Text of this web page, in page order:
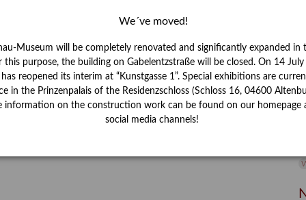
We´ve moved!
Museum will be completely renovated and significantly expanded in
this purpose, the building on Gabelentzstraße will be closed. On 14
reopened its interim at “Kunstgasse 1”. Special exhibitions are
in the Prinzenpalais of the Residenzschloss (Schloss 16, 04600
information on the construction work can be found on our homepage
social media channels!